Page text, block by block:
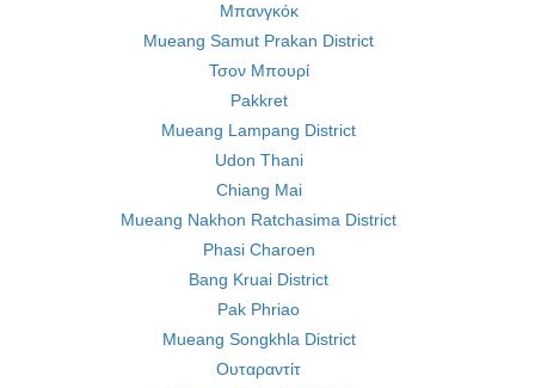
Μπανγκόκ
Mueang Samut Prakan District
Τσον Μπουρί
Pakkret
Mueang Lampang District
Udon Thani
Chiang Mai
Mueang Nakhon Ratchasima District
Phasi Charoen
Bang Kruai District
Pak Phriao
Mueang Songkhla District
Ουταραντίτ